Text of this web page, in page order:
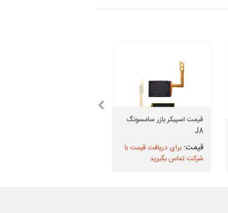
قیمت اسپیکر بازر سامسونگ
J8
برای دریافت قیمت با
شرکت تماس بگیرید